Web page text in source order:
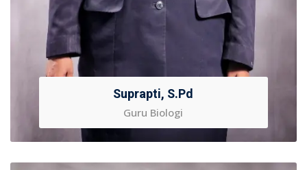
Suprapti, S.Pd
Guru Biologi